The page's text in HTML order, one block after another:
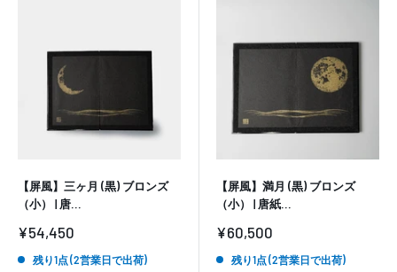
【屏風】三ヶ月 (黒) ブロンズ
（小） | 唐...
販
価
¥54,450
残り1点 (2営業日で出荷)
【屏風】満月 (黒) ブロンズ
（小） | 唐紙...
販
価
¥60,500
残り1点 (2営業日で出荷)